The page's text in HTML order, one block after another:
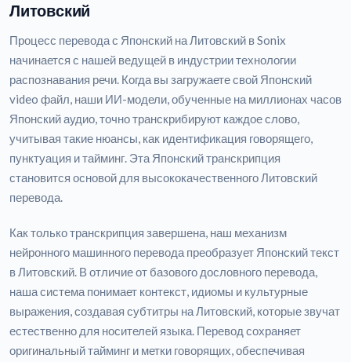
Литовский
Процесс перевода с Японский на Литовский в Sonix
начинается с нашей ведущей в индустрии технологии
распознавания речи. Когда вы загружаете свой Японский
video файл, наши ИИ-модели, обученные на миллионах часов
Японский аудио, точно транскрибируют каждое слово,
учитывая такие нюансы, как идентификация говорящего,
пунктуация и тайминг. Эта Японский транскрипция
становится основой для высококачественного Литовский
перевода.
Как только транскрипция завершена, наш механизм
нейронного машинного перевода преобразует Японский текст
в Литовский. В отличие от базового дословного перевода,
наша система понимает контекст, идиомы и культурные
выражения, создавая субтитры на Литовский, которые звучат
естественно для носителей языка. Перевод сохраняет
оригинальный тайминг и метки говорящих, обеспечивая